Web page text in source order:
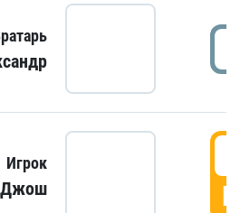
Игрок
Джош